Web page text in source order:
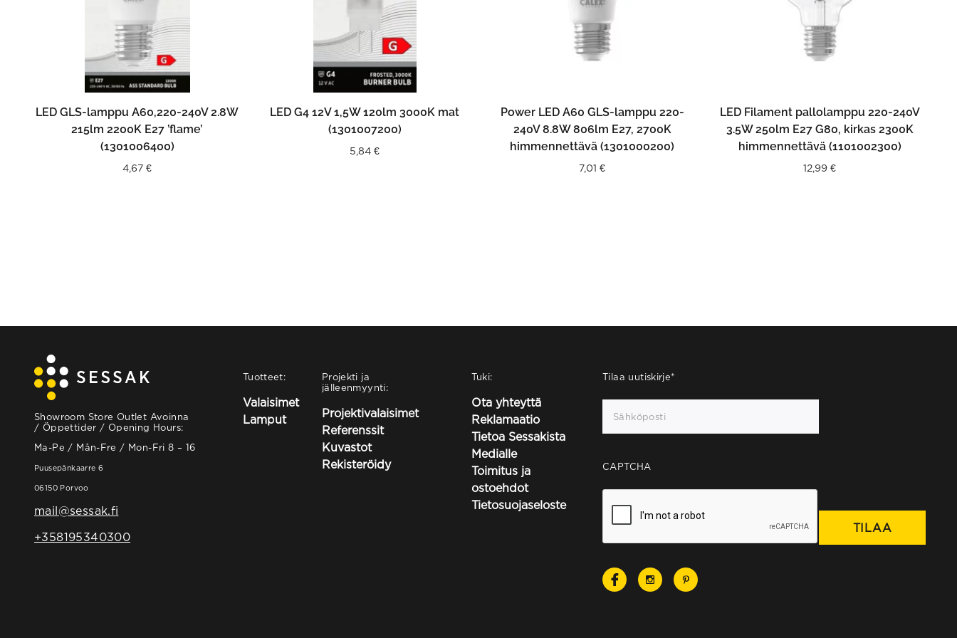
LISÄÄ OSTOSKORIIN
LED GLS-lamppu A60,220-240V 2.8W
215lm 2200K E27 ’flame’
(1301006400)
4,67€
LISÄÄ OSTOSKORIIN
LED G4 12V 1,5W 120lm 3000K mat
(1301007200)
5,84€
LISÄÄ OSTOSKORIIN
Power LED A60 GLS-lamppu 220-
240V 8.8W 806lm E27, 2700K
himmennettävä (1301000200)
7,01€
LISÄÄ OSTOSKORIIN
LED Filament pallolamppu 220-240V
3.5W 250lm E27 G80, kirkas 2300K
himmennettävä (1101002300)
12,99€
Showroom Store Outlet Avoinna
/ Öppettider / Opening Hours:
Ma-Pe / Mån-Fre / Mon-Fri 8 – 16
Puusepänkaarre 6
06150 Porvoo
mail@sessak.fi
+358195340300
Tuotteet:
Valaisimet
Lamput
Projekti ja
jälleenmyynti:
Projektivalaisimet
Referenssit
Kuvastot
Rekisteröidy
Tuki:
Ota yhteyttä
Reklamaatio
Tietoa Sessakista
Medialle
Toimitus ja
ostoehdot
Tietosuojaseloste
Tilaa uutiskirje*
CAPTCHA